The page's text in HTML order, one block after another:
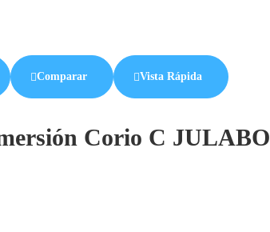
Comparar Vista Rápida
Corio C JULABO